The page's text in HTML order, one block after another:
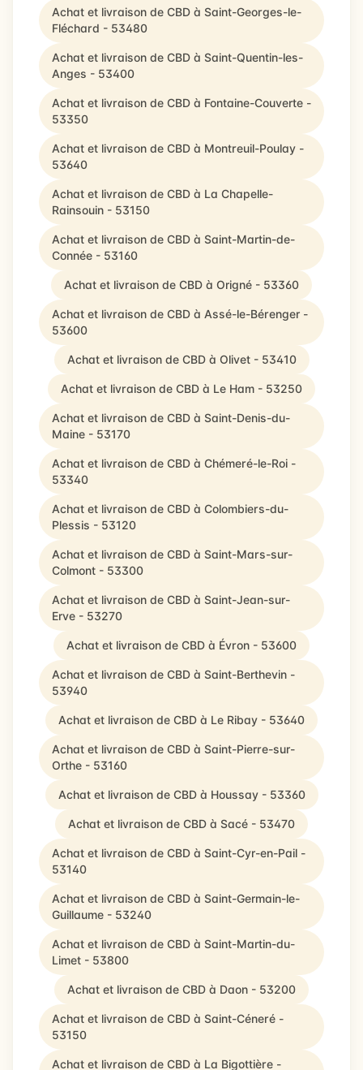
Achat et livraison de CBD à Saint-Georges-le-
Fléchard - 53480
Achat et livraison de CBD à Saint-Quentin-les-
Anges - 53400
Achat et livraison de CBD à Fontaine-Couverte -
53350
Achat et livraison de CBD à Montreuil-Poulay -
53640
Achat et livraison de CBD à La Chapelle-
Rainsouin - 53150
Achat et livraison de CBD à Saint-Martin-de-
Connée - 53160
Achat et livraison de CBD à Origné - 53360
Achat et livraison de CBD à Assé-le-Bérenger -
53600
Achat et livraison de CBD à Olivet - 53410
Achat et livraison de CBD à Le Ham - 53250
Achat et livraison de CBD à Saint-Denis-du-
Maine - 53170
Achat et livraison de CBD à Chémeré-le-Roi -
53340
Achat et livraison de CBD à Colombiers-du-
Plessis - 53120
Achat et livraison de CBD à Saint-Mars-sur-
Colmont - 53300
Achat et livraison de CBD à Saint-Jean-sur-
Erve - 53270
Achat et livraison de CBD à Évron - 53600
Achat et livraison de CBD à Saint-Berthevin -
53940
Achat et livraison de CBD à Le Ribay - 53640
Achat et livraison de CBD à Saint-Pierre-sur-
Orthe - 53160
Achat et livraison de CBD à Houssay - 53360
Achat et livraison de CBD à Sacé - 53470
Achat et livraison de CBD à Saint-Cyr-en-Pail -
53140
Achat et livraison de CBD à Saint-Germain-le-
Guillaume - 53240
Achat et livraison de CBD à Saint-Martin-du-
Limet - 53800
Achat et livraison de CBD à Daon - 53200
Achat et livraison de CBD à Saint-Céneré -
53150
Achat et livraison de CBD à La Bigottière -